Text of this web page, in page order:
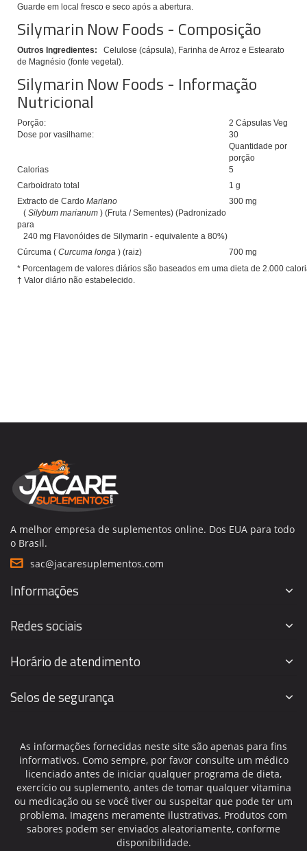
Guarde em local fresco e seco após a abertura.
Silymarin Now Foods - Composição
Outros Ingredientes:
Celulose (cápsula), Farinha de Arroz e Estearato
de Magnésio (fonte vegetal).
Silymarin Now Foods - Informação
Nutricional
Porção:
2 Cápsulas Veg
Dose por vasilhame:
30
Quantidade por
porção
* Porcentagem de valores diários são baseados em uma dieta de 2.000
† Valor diário não estabelecido.
Calorias
5
Carboidrato total
1 g
Extracto de Cardo Mariano
( Silybum marianum ) (Fruta / Sementes) (Padronizado
para
240 mg Flavonóides de Silymarin - equivalente a 80%)
300 mg
Cúrcuma ( Curcuma longa ) (raiz) 700 mg
A melhor empresa de suplementos online. Dos EUA para todo
o Brasil.
sac@jacaresuplementos.com
Informações
Redes sociais
Horário de atendimento
Selos de segurança
As informações fornecidas neste site são apenas para fins
informativos. Como sempre, por favor consulte um médico
licenciado antes de iniciar qualquer programa de dieta,
exercício ou suplemento, antes de tomar qualquer vitamina
ou medicação ou se você tiver ou suspeitar que pode ter um
problema. Imagens meramente ilustrativas. Produtos com
sabores podem ser enviados aleatoriamente, conforme
disponibilidade.